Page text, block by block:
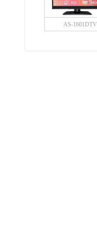
AS-1601DTV